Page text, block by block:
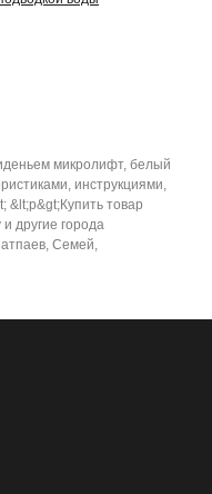
микролифт, белый
инструкциями,
&lt;p&gt;Купить товар
другие города
Семей,